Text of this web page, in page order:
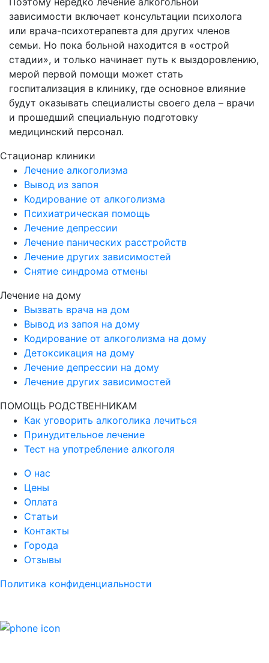
зависимости включает консультации психолога
или врача-психотерапевта для других членов
семьи. Но пока больной находится в «острой
стадии», и только начинает путь к выздоровлению,
мерой первой помощи может стать
госпитализация в клинику, где основное влияние
будут оказывать специалисты своего дела – врачи
и прошедший специальную подготовку
медицинский персонал.
Стационар клиники
Лечение алкоголизма
Вывод из запоя
Кодирование от алкоголизма
Психиатрическая помощь
Лечение депрессии
Лечение панических расстройств
Лечение других зависимостей
Снятие синдрома отмены
Лечение на дому
Вызвать врача на дом
Вывод из запоя на дому
Кодирование от алкоголизма на дому
Детоксикация на дому
Лечение депрессии на дому
Лечение других зависимостей
ПОМОЩЬ РОДСТВЕННИКАМ
Как уговорить алкоголика лечиться
Принудительное лечение
Тест на употребление алкоголя
О нас
Цены
Оплата
Статьи
Контакты
Города
Отзывы
Политика конфиденциальности